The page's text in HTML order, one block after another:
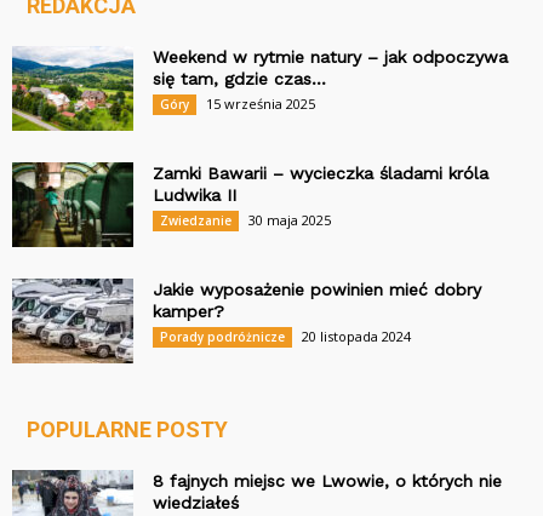
REDAKCJA
Weekend w rytmie natury – jak odpoczywa
się tam, gdzie czas...
Góry 15 września 2025
Zamki Bawarii – wycieczka śladami króla
Ludwika II
Zwiedzanie 30 maja 2025
Jakie wyposażenie powinien mieć dobry
kamper?
Porady podróżnicze 20 listopada 2024
POPULARNE POSTY
8 fajnych miejsc we Lwowie, o których nie
wiedziałeś